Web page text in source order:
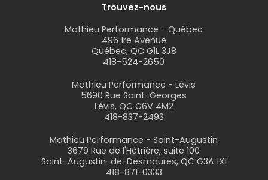
Trouvez-nous
Mathieu Performance - Québec
496 1re Avenue
Québec, QC G1L 3J8
418-524-2650
Mathieu Performance - Lévis
5690 Rue Saint-Georges
Lévis, QC G6V 4M2
418-837-2493
Mathieu Performance - Saint-Augustin
3679 Rue de l'Hêtrière, suite 100
Saint-Augustin-de-Desmaures, QC G3A 1X1
418-871-0333